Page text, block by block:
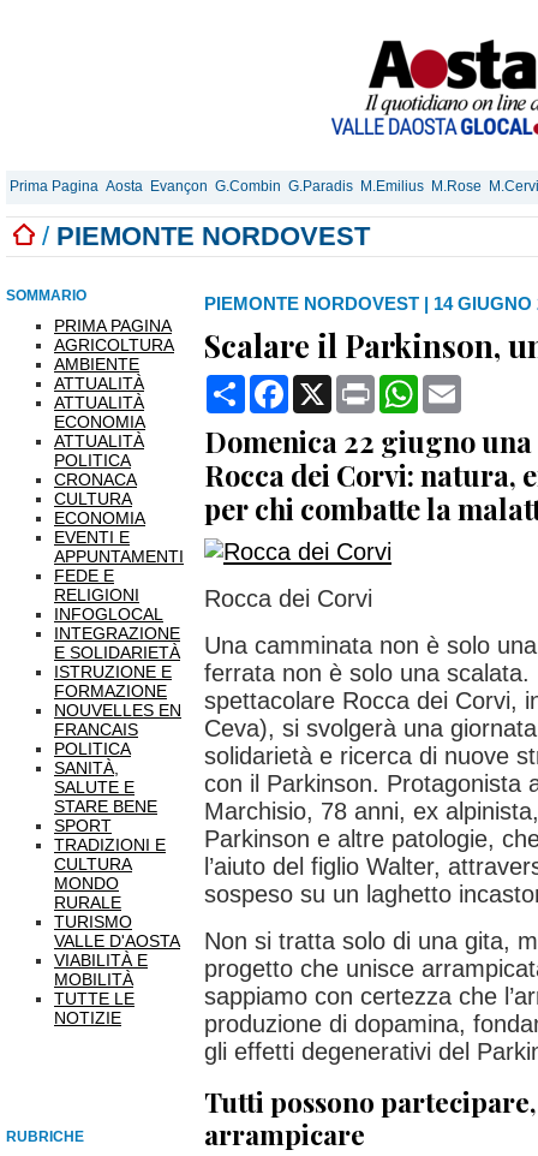
Prima Pagina Aosta Evançon G.Combin G.Paradis M.Emilius M.Rose
/ PIEMONTE NORDOVEST
SOMMARIO
PRIMA PAGINA
AGRICOLTURA
AMBIENTE
ATTUALITÀ
ATTUALITÀ
ECONOMIA
ATTUALITÀ
POLITICA
CRONACA
CULTURA
ECONOMIA
EVENTI E
APPUNTAMENTI
FEDE E
RELIGIONI
INFOGLOCAL
INTEGRAZIONE
E SOLIDARIETÀ
ISTRUZIONE E
FORMAZIONE
NOUVELLES EN
FRANCAIS
POLITICA
SANITÀ,
SALUTE E
STARE BENE
SPORT
TRADIZIONI E
CULTURA
MONDO
RURALE
TURISMO
VALLE D'AOSTA
VIABILITÀ E
MOBILITÀ
TUTTE LE
NOTIZIE
RUBRICHE
PIEMONTE NORDOVEST | 14 GIUGNO
Scalare il Parkinson,
CondividiFacebook
X Print WhatsApp
Domenica 22 giugno
Rocca dei Corvi: natura,
per chi combatte la
Rocca dei Corvi
Una camminata non è solo
ferrata non è solo una
spettacolare Rocca dei Corvi,
Ceva), si svolgerà una
solidarietà e ricerca di nuove
con il Parkinson. Protagonista
Marchisio, 78 anni, ex
Parkinson e altre patologie,
l’aiuto del figlio Walter,
sospeso su un laghetto
Non si tratta solo di una gita,
progetto che unisce
sappiamo con certezza che
produzione di dopamina,
gli effetti degenerativi del
Tutti possono
arrampicare